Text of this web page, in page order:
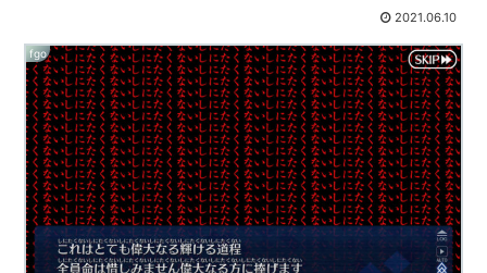
2021.06.10
fgo